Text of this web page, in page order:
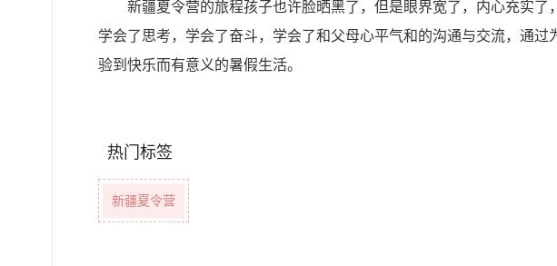
新疆夏令营的旅程孩子也许脸晒黑了，但是眼界宽了，内心充实了
学会了思考，学会了奋斗，学会了和父母心平气和的沟通与交流，通
验到快乐而有意义的暑假生活。
热门标签
新疆夏令营